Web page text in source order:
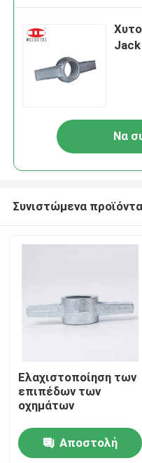
Σπίτι
Προϊόντα
Περίπου εμείς
Jack
Να
Συνιστώμενα προϊόντα
Ελαχιστοποίηση των
επιπέδων των
οχημάτων
Αποστολή